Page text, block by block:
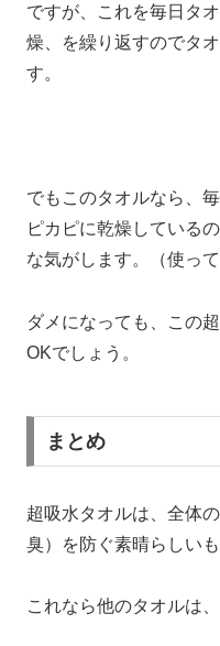
ですが、これを毎日タ
燥、を繰り返すのでタ
す。
でもこのタオルなら、
ピカピに乾燥している
な気がします。（使っ
ダメになっても、この
OKでしょう。
まとめ
超吸水タオルは、全体
臭）を防ぐ素晴らしいも
これなら他のタオルは、